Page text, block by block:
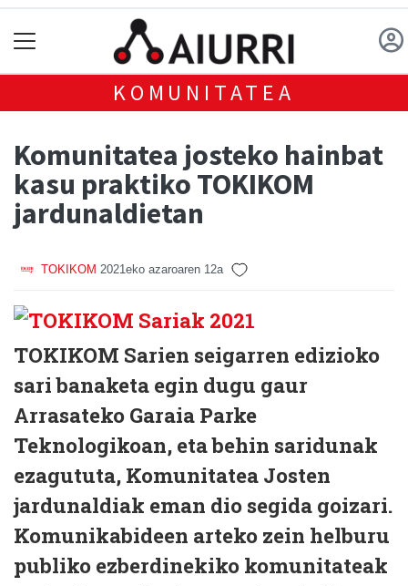
KOMUNITATEA
Komunitatea josteko hainbat
kasu praktiko TOKIKOM
jardunaldietan
TOKIKOM 2021eko azaroaren 12a
TOKIKOM Sarien seigarren edizioko
sari banaketa egin dugu gaur
Arrasateko Garaia Parke
Teknologikoan, eta behin saridunak
ezagututa, Komunitatea Josten
jardunaldiak eman dio segida goizari.
Komunikabideen arteko zein helburu
publiko ezberdinekiko komunitateak